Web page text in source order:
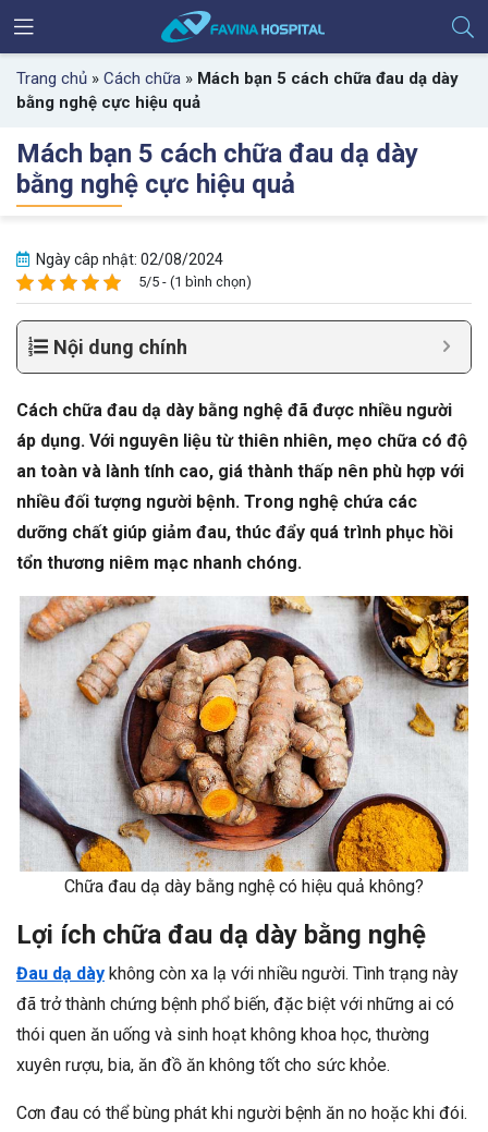
Trang chủ » Cách chữa » Mách bạn 5 cách chữa đau dạ dày
bằng nghệ cực hiệu quả
Mách bạn 5 cách chữa đau dạ dày
bằng nghệ cực hiệu quả
Ngày câp nhật: 02/08/2024
5/5 - (1 bình chọn)
Nội dung chính
Cách chữa đau dạ dày bằng nghệ đã được nhiều người
áp dụng. Với nguyên liệu từ thiên nhiên, mẹo chữa có độ
an toàn và lành tính cao, giá thành thấp nên phù hợp với
nhiều đối tượng người bệnh. Trong nghệ chứa các
dưỡng chất giúp giảm đau, thúc đẩy quá trình phục hồi
tổn thương niêm mạc nhanh chóng.
Chữa đau dạ dày bằng nghệ có hiệu quả không?
Lợi ích chữa đau dạ dày bằng nghệ
Đau dạ dày không còn xa lạ với nhiều người. Tình trạng này
đã trở thành chứng bệnh phổ biến, đặc biệt với những ai có
thói quen ăn uống và sinh hoạt không khoa học, thường
xuyên rượu, bia, ăn đồ ăn không tốt cho sức khỏe.
Cơn đau có thể bùng phát khi người bệnh ăn no hoặc khi đói.